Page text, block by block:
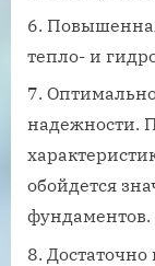
тепло- и
надежности.
обойдется
фундаментов.
Достаточно